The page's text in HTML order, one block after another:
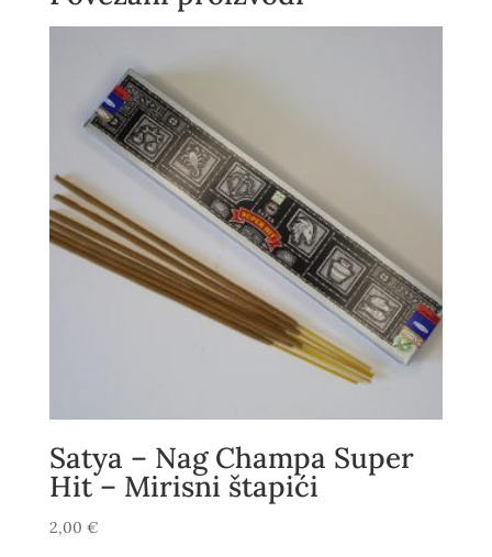
Satya – Nag Champa Super
Hit – Mirisni štapići
2,00 €